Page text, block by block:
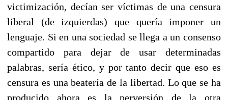
victimización, decían ser víctimas de una censura
liberal (de izquierdas) que quería imponer un
lenguaje. Si en una sociedad se llega a un consenso
compartido para dejar de usar determinadas
palabras, sería ético, y por tanto decir que eso es
censura es una beatería de la libertad. Lo que se ha
producido ahora es la perversión de la otra